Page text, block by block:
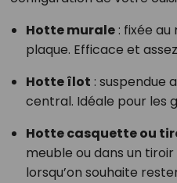
Hotte murale: fixée au
plaque. Efficace et
Hotte îlot : suspendue
central. Idéale pour les
Hotte casquette ou
meuble ou dans un
lorsqu’on souhaite